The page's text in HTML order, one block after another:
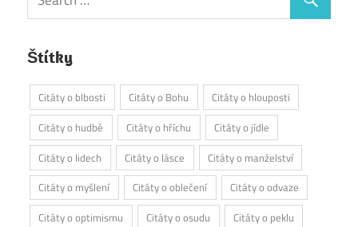
Štítky
Citáty o blbosti Citáty o Bohu
Citáty o hlouposti
Citáty o hudbě
Citáty o hříchu
Citáty o jídle
Citáty o lidech
Citáty o lásce
Citáty o manželství
Citáty o myšlení
Citáty o oblečení
Citáty o odvaze
Citáty o optimismu
Citáty o osudu
Citáty o peklu